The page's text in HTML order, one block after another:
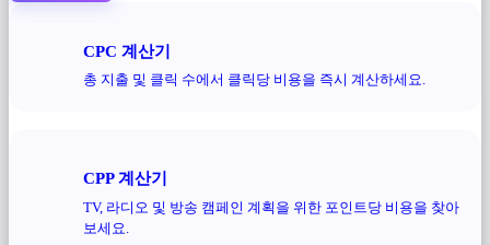
CPC 계산기
총 지출 및 클릭 수에서 클릭당 비용을 즉시 계산하세요.
CPP 계산기
TV, 라디오 및 방송 캠페인 계획을 위한 포인트당 비용을 찾아
보세요.